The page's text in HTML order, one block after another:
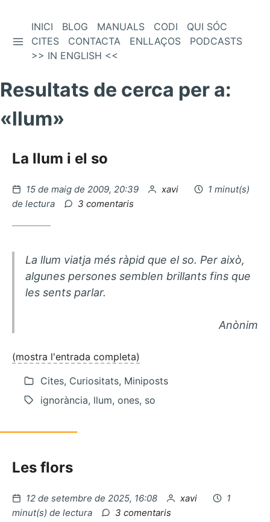
contingut
BARRA LATERAL
INICI BLOG MANUALS CODI
QUI SÓC
CITES
CONTACTA ENLLAÇOS
PODCASTS
>> IN ENGLISH <<
Resultats de cerca per a:
«llum»
La llum i el so
Publicat
el
15 de maig de 2009, 20:39 per
xavi
1 minut(s)
de lectura
3 comentaris
el
La llum viatja més ràpid que el so. Per això,
algunes persones semblen brillants fins que
les sents parlar.
Anònim
(mostra l'entrada completa)
Cites, Curiositats, Miniposts
ignorància, llum, ones, so
Les flors
Publicat
el
12 de setembre de 2025, 16:08 per
xavi
1
minut(s) de lectura
3 comentaris